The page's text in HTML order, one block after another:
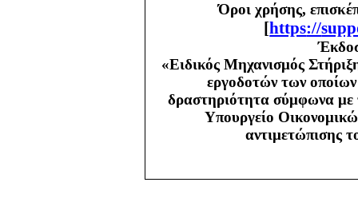
Όροι χρήσης,
[https://
«Ειδικός Μηχανισμός
εργοδοτών των οποίων
δραστηριότητα σύμφωνα με
Υπουργείο
αντιμετώπισης